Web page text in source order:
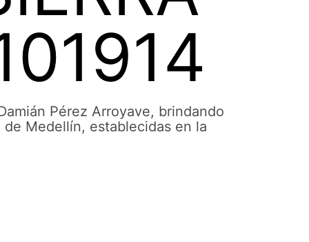
Pérez Arroyave, brindando
Medellín, establecidas en la